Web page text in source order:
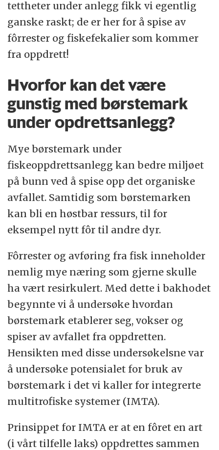
tettheter under anlegg fikk vi egentlig
ganske raskt; de er her for å spise av
fôrrester og fiskefekalier som kommer
fra oppdrett!
Hvorfor kan det være
gunstig med børstemark
under opdrettsanlegg?
Mye børstemark under
fiskeoppdrettsanlegg kan bedre miljøet
på bunn ved å spise opp det organiske
avfallet. Samtidig som børstemarken
kan bli en høstbar ressurs, til for
eksempel nytt fôr til andre dyr.
Fôrrester og avføring fra fisk inneholder
nemlig mye næring som gjerne skulle
ha vært resirkulert. Med dette i bakhodet
begynnte vi å undersøke hvordan
børstemark etablerer seg, vokser og
spiser av avfallet fra oppdretten.
Hensikten med disse undersøkelsne var
å undersøke potensialet for bruk av
børstemark i det vi kaller for integrerte
multitrofiske systemer (IMTA).
Prinsippet for IMTA er at en fôret en art
(i vårt tilfelle laks) oppdrettes sammen